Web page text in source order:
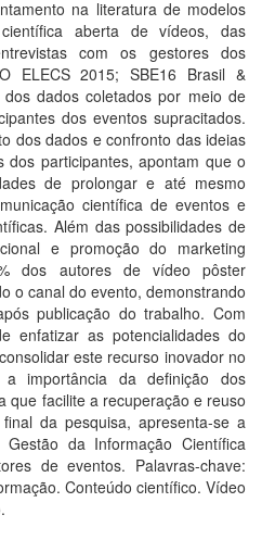
na literatura de modelos
aberta de vídeos, das
com os gestores dos
ELECS 2015; SBE16 Brasil &
dados coletados por meio de
dos eventos supracitados.
dos dados e confronto das ideias
dos participantes, apontam que o
de prolongar e até mesmo
científica de eventos e
Além das possibilidades de
e promoção do marketing
dos autores de vídeo pôster
o canal do evento, demonstrando
publicação do trabalho. Com
enfatizar as potencialidades do
este recurso inovador no
a importância da definição dos
que facilite a recuperação e reuso
da pesquisa, apresenta-se a
da Informação Científica
de eventos. Palavras-chave:
Conteúdo científico. Vídeo